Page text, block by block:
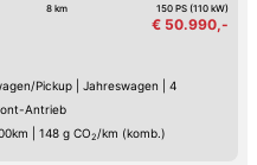
8 km 150 PS (110 kW)
€ 50.990,-
Pickup| Jahreswagen
4
Antrieb
148 g CO2 /km (komb.)